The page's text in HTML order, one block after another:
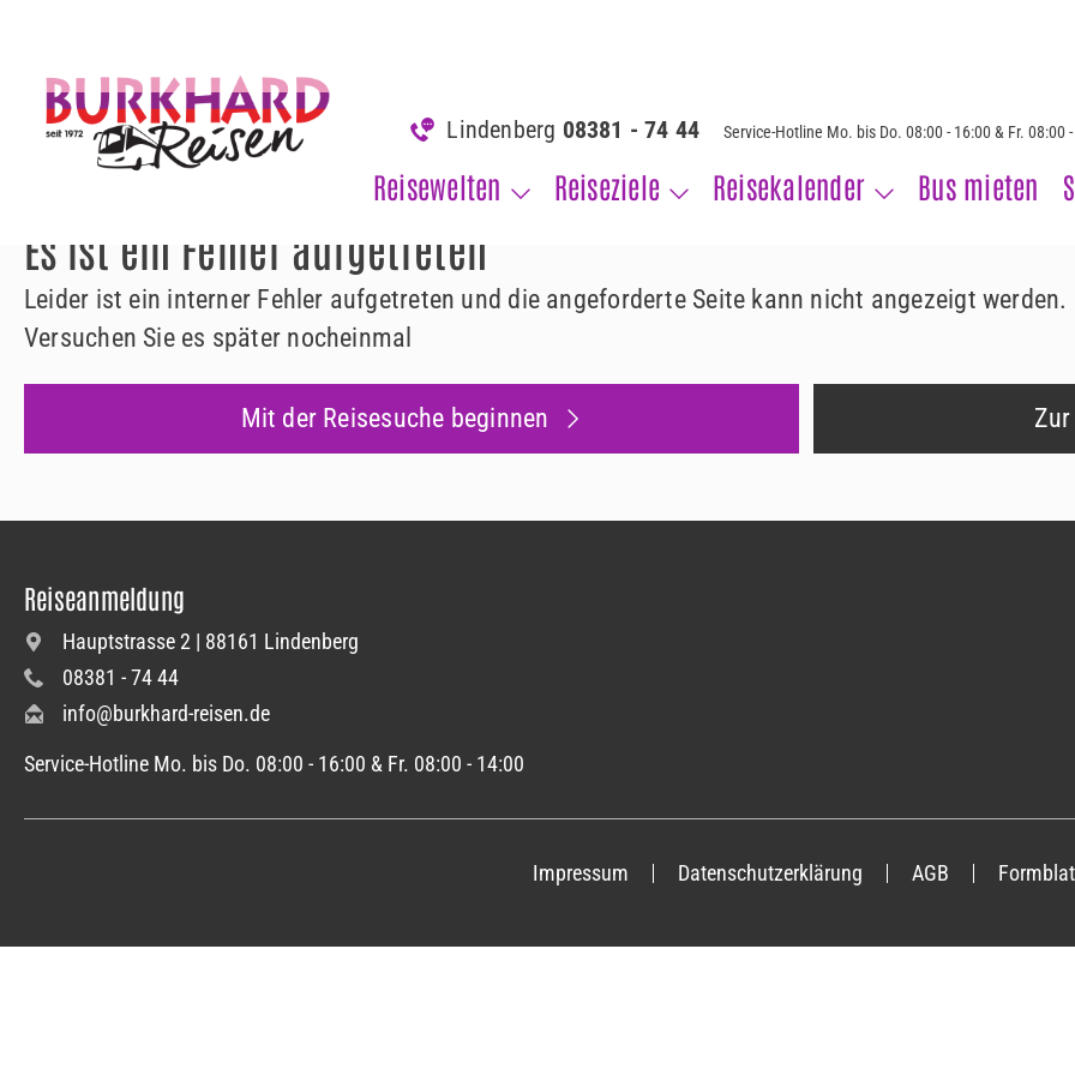
Reisewelten Reiseziele Reisekalender Bus mieten
Lindenberg 08381 - 74 44 Service-Hotline Mo. bis Do. 08:00 - 16:00 & Fr. 08:00
www.burkhard-reisen.de
Fehler 500
Es ist ein Fehler aufgetreten
Leider ist ein interner Fehler aufgetreten und die angeforderte Seite kann nicht angezeigt werden.
Versuchen Sie es später nocheinmal
Mit der Reisesuche beginnen
Reiseanmeldung
Hauptstrasse 2 | 88161 Lindenberg
08381 - 74 44
info@burkhard-reisen.de
Service-Hotline Mo. bis Do. 08:00 - 16:00 & Fr. 08:00 - 14:00
Impressum Datenschutzerklärung AGB